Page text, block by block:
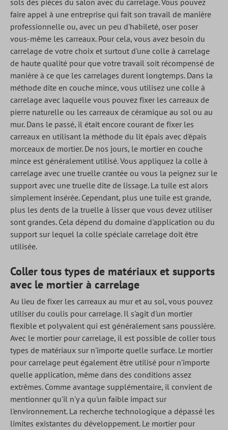
sols des pièces du salon avec du carrelage. Vous pouvez
faire appel à une entreprise qui fait son travail de manière
professionnelle ou, avec un peu d'habileté, oser poser
vous-même les carreaux. Pour cela, vous avez besoin du
carrelage de votre choix et surtout d'une colle à carrelage
de haute qualité pour que votre travail soit récompensé de
manière à ce que les carrelages durent longtemps. Dans la
méthode dite en couche mince, vous utilisez une colle à
carrelage avec laquelle vous pouvez fixer les carreaux de
pierre naturelle ou les carreaux de céramique au sol ou au
mur. Dans le passé, il était encore courant de fixer les
carreaux en utilisant la méthode du lit épais avec d'épais
morceaux de mortier. De nos jours, le mortier en couche
mince est généralement utilisé. Vous appliquez la colle à
carrelage avec une truelle crantée ou vous la peignez sur le
support avec une truelle dite de lissage. La tuile est alors
simplement insérée. Cependant, plus une tuile est grande,
plus les dents de la truelle à lisser que vous devez utiliser
sont grandes. Cela dépend du domaine d'application ou du
support sur lequel la colle spéciale carrelage doit être
utilisée.
Coller tous types de matériaux et supports
avec le mortier à carrelage
Au lieu de fixer les carreaux au mur et au sol, vous pouvez
utiliser du coulis pour carrelage. Il s'agit d'un mortier
flexible et polyvalent qui est généralement sans poussière.
Avec le mortier pour carrelage, il est possible de coller tous
types de matériaux sur n'importe quelle surface. Le mortier
pour carrelage peut également être utilisé pour n'importe
quelle application, même dans des conditions assez
extrêmes. Comme avantage supplémentaire, il convient de
mentionner qu'il n'y a qu'un faible impact sur
l'environnement. La recherche technologique a dépassé les
limites existantes du développement. Le mortier pour